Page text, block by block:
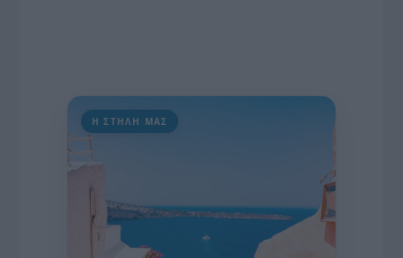
Η ΣΤΗΛΗ ΜΑΣ